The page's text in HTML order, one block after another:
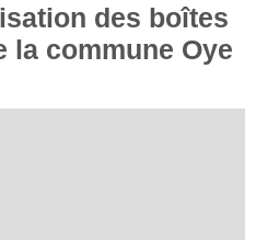
des boîtes
la commune Oye